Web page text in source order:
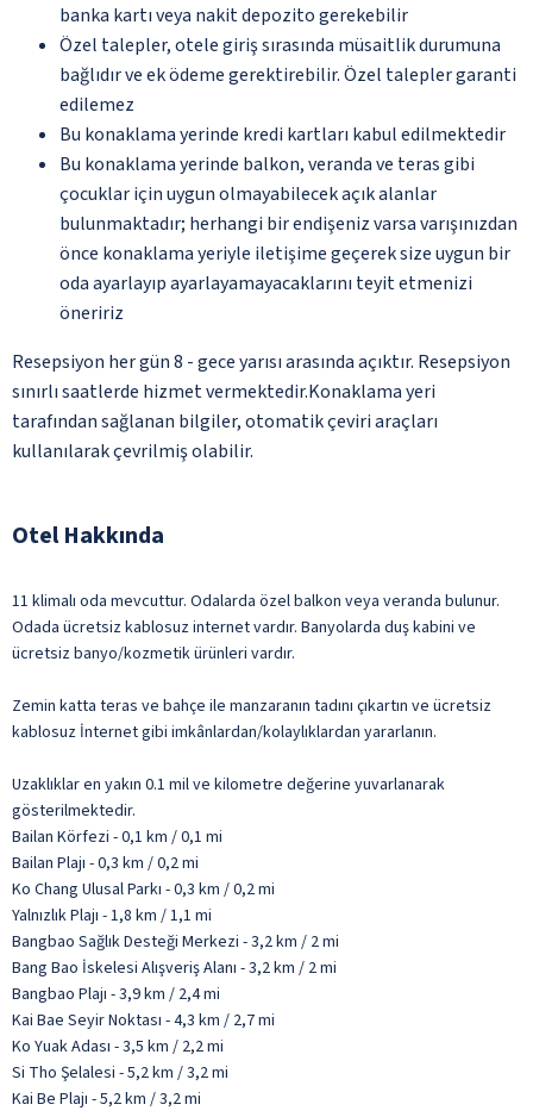
banka kartı veya nakit depozito gerekebilir
Özel talepler, otele giriş sırasında müsaitlik durumuna
bağlıdır ve ek ödeme gerektirebilir. Özel talepler garanti
edilemez
Bu konaklama yerinde kredi kartları kabul edilmektedir
Bu konaklama yerinde balkon, veranda ve teras gibi
çocuklar için uygun olmayabilecek açık alanlar
bulunmaktadır; herhangi bir endişeniz varsa varışınızdan
önce konaklama yeriyle iletişime geçerek size uygun bir
oda ayarlayıp ayarlayamayacaklarını teyit etmenizi
öneririz
Resepsiyon her gün 8 - gece yarısı arasında açıktır. Resepsiyon
sınırlı saatlerde hizmet vermektedir.Konaklama yeri
tarafından sağlanan bilgiler, otomatik çeviri araçları
kullanılarak çevrilmiş olabilir.
Otel Hakkında
11 klimalı oda mevcuttur. Odalarda özel balkon veya veranda bulunur.
Odada ücretsiz kablosuz internet vardır. Banyolarda duş kabini ve
ücretsiz banyo/kozmetik ürünleri vardır.
Zemin katta teras ve bahçe ile manzaranın tadını çıkartın ve ücretsiz
kablosuz İnternet gibi imkânlardan/kolaylıklardan yararlanın.
Uzaklıklar en yakın 0.1 mil ve kilometre değerine yuvarlanarak
gösterilmektedir.
Bailan Körfezi - 0,1 km / 0,1 mi
Bailan Plajı - 0,3 km / 0,2 mi
Ko Chang Ulusal Parkı - 0,3 km / 0,2 mi
Yalnızlık Plajı - 1,8 km / 1,1 mi
Bangbao Sağlık Desteği Merkezi - 3,2 km / 2 mi
Bang Bao İskelesi Alışveriş Alanı - 3,2 km / 2 mi
Bangbao Plajı - 3,9 km / 2,4 mi
Kai Bae Seyir Noktası - 4,3 km / 2,7 mi
Ko Yuak Adası - 3,5 km / 2,2 mi
Si Tho Şelalesi - 5,2 km / 3,2 mi
Kai Be Plajı - 5,2 km / 3,2 mi